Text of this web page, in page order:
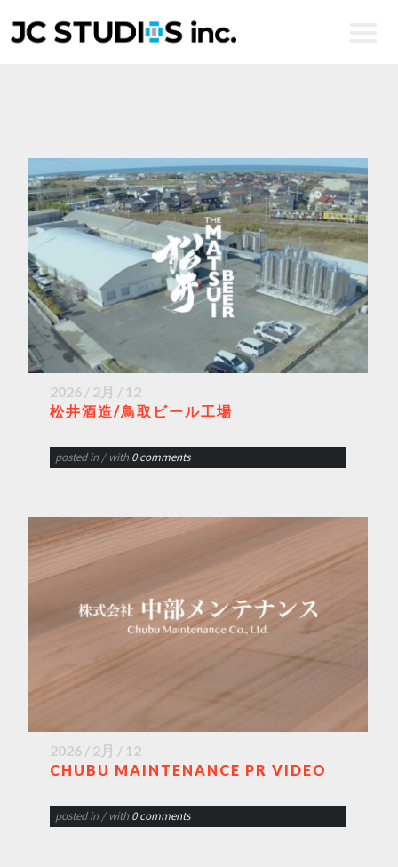
2026 / 2月 / 12
松井酒造/鳥取ビール工場
posted in / with 0 comments
2026 / 2月 / 12
CHUBU MAINTENANCE PR VIDEO
posted in / with 0 comments